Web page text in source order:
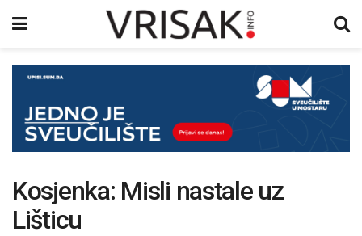
Kosjenka: Misli nastale uz
Lišticu